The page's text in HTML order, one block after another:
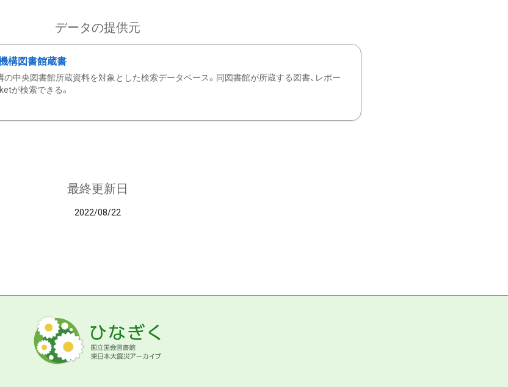
データの提供元
構図書館蔵書
の中央図書館所蔵資料を対象とした検索データベース。同図書館が所蔵する図書、レポー
が検索できる。
最終更新日
2022/08/22